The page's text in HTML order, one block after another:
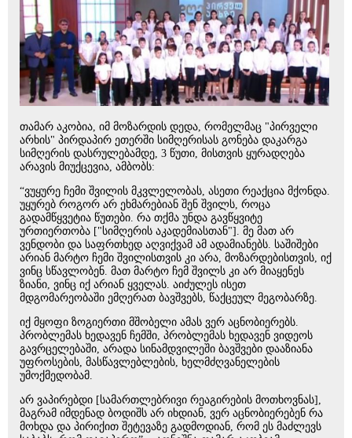
თამარ აკობია, იმ მოზარდის დედა, რომელმაც "პირველი
არხის" პირდაპირ ეთერში სიმღერისას გონება დაკარგა
სიმღერის დასრულებამდე, 3 წუთი, მისთვის ყურადღება
არავის მიუქცევია, ამბობს:
“ვუყურე ჩემი შვილის მკვლელობას, ასეთი რეაქცია მქონდა.
უყურებ როგორ არ ეხმარებიან შენ შვილს, როცა
გადამწყვეტია წუთები. რა თქმა უნდა გავწყვიტე
ურთიერთობა ["სიმღერის აკადემიასთან"]. მე მათ არ
ვენდობი და საფრთხედ აღვიქვამ ამ ადამიანებს. საშიშები
არიან მარტო ჩემი შვილისთვის კი არა, მოზარდებისთვის, იქ
ვინც სწავლობენ. მათ მარტო ჩემ შვილს კი არ მიაყენეს
ზიანი, ვინც იქ არიან ყველას. აიძულეს ისეთ
მდგომარეობაში ემღერათ ბავშვებს, წაქცეულ მეგობარზე.
იქ მყოფი ზოგიერთი მშობელი ამას ვერ აცნობიერებს.
პრობლემას ხედავენ ჩემში, პრობლემას ხედავენ ვიდეოს
გავრცელებაში, არადა სინამდვილეში ბავშვები დააზიანა
უფროსების, მასწავლებლების, ხელმძღვანელების
უმოქმედობამ.
არ ვაპირებდი [სამართლებრივი რეაგირების მოთხოვნას],
მაგრამ იმდენად ბოდიშს არ იხდიან, ვერ აცნობიერებენ რა
მოხდა და პირიქით შეტევაზე გადმოდიან, რომ ეს მაძლევს